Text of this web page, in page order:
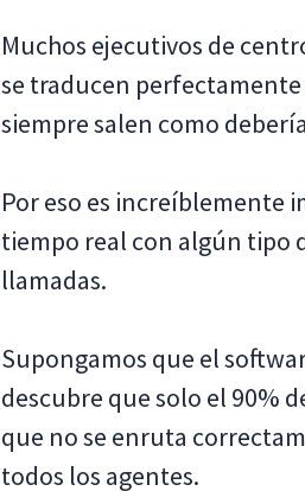
Muchos ejecutivos de
se traducen perfectamente
siempre salen como
Por eso es increíblemente
tiempo real con algún tipo
llamadas.
Supongamos que el
descubre que solo el 90%
que no se enruta
todos los agentes.